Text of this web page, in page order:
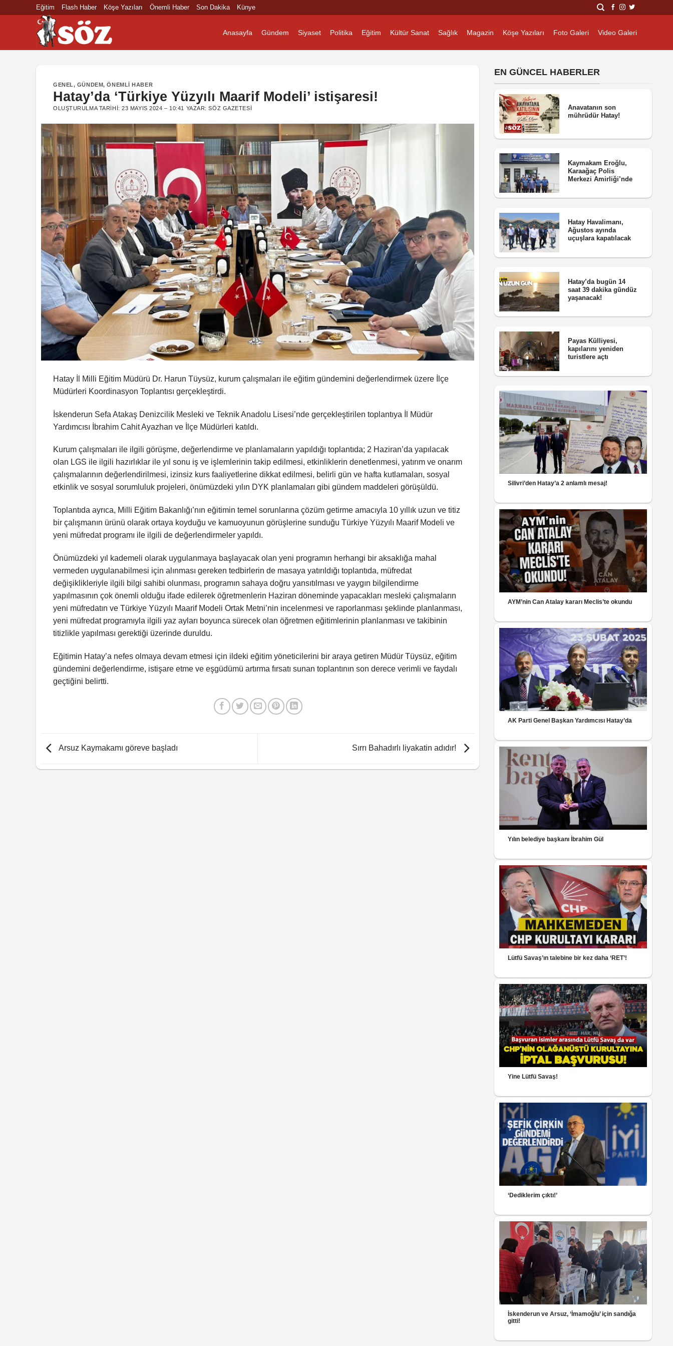
Eğitim Flash Haber Köşe Yazıları Önemli Haber Son Dakika Künye
Anasayfa Gündem Siyaset Politika Eğitim Kültür Sanat Sağlık Magazin Köşe Yazıları Foto Galeri Video Galeri
GENEL, GÜNDEM,ÖNEMLI HABER
Hatay’da ‘Türkiye Yüzyılı Maarif Modeli’ istişaresi!
OLUŞTURULMA TARIHI:23 MAYIS 2024 – 10:41 YAZAR:SÖZ GAZETESI
Hatay İl Milli Eğitim Müdürü Dr. Harun Tüysüz, kurum çalışmaları ile eğitim gündemini değerlendirmek üzere İlçe
Müdürleri Koordinasyon Toplantısı gerçekleştirdi.
İskenderun Sefa Atakaş Denizcilik Mesleki ve Teknik Anadolu Lisesi’nde gerçekleştirilen toplantıya İl Müdür
Yardımcısı İbrahim Cahit Ayazhan ve İlçe Müdürleri katıldı.
Kurum çalışmaları ile ilgili görüşme, değerlendirme ve planlamaların yapıldığı toplantıda; 2 Haziran’da yapılacak
olan LGS ile ilgili hazırlıklar ile yıl sonu iş ve işlemlerinin takip edilmesi, etkinliklerin denetlenmesi, yatırım ve onarım
çalışmalarının değerlendirilmesi, izinsiz kurs faaliyetlerine dikkat edilmesi, belirli gün ve hafta kutlamaları, sosyal
etkinlik ve sosyal sorumluluk projeleri, önümüzdeki yılın DYK planlamaları gibi gündem maddeleri görüşüldü.
Toplantıda ayrıca, Milli Eğitim Bakanlığı’nın eğitimin temel sorunlarına çözüm getirme amacıyla 10 yıllık uzun ve titiz
bir çalışmanın ürünü olarak ortaya koyduğu ve kamuoyunun görüşlerine sunduğu Türkiye Yüzyılı Maarif Modeli ve
yeni müfredat programı ile ilgili de değerlendirmeler yapıldı.
Önümüzdeki yıl kademeli olarak uygulanmaya başlayacak olan yeni programın herhangi bir aksaklığa mahal
vermeden uygulanabilmesi için alınması gereken tedbirlerin de masaya yatırıldığı toplantıda, müfredat
değişiklikleriyle ilgili bilgi sahibi olunması, programın sahaya doğru yansıtılması ve yaygın bilgilendirme
yapılmasının çok önemli olduğu ifade edilerek öğretmenlerin Haziran döneminde yapacakları mesleki çalışmaların
yeni müfredatın ve Türkiye Yüzyılı Maarif Modeli Ortak Metni’nin incelenmesi ve raporlanması şeklinde planlanması,
yeni müfredat programıyla ilgili yaz ayları boyunca sürecek olan öğretmen eğitimlerinin planlanması ve takibinin
titizlikle yapılması gerektiği üzerinde duruldu.
Eğitimin Hatay’a nefes olmaya devam etmesi için ildeki eğitim yöneticilerini bir araya getiren Müdür Tüysüz, eğitim
gündemini değerlendirme, istişare etme ve eşgüdümü artırma fırsatı sunan toplantının son derece verimli ve faydalı
geçtiğini belirtti.
Arsuz Kaymakamı göreve başladı Sırrı Bahadırlı liyakatin adıdır!
EN GÜNCEL HABERLER
Anavatanın son
mührüdür Hatay!
Kaymakam Eroğlu,
Karaağaç Polis
Merkezi Amirliği’nde
Hatay Havalimanı,
Ağustos ayında
uçuşlara kapatılacak
Hatay’da bugün 14
saat 39 dakika gündüz
yaşanacak!
Payas Külliyesi,
kapılarını yeniden
turistlere açtı
Silivri’den Hatay’a 2 anlamlı mesaj!
AYM’nin Can Atalay kararı Meclis’te okundu
AK Parti Genel Başkan Yardımcısı Hatay’da
Yılın belediye başkanı İbrahim Gül
Lütfü Savaş’ın talebine bir kez daha ‘RET’!
Yine Lütfü Savaş!
‘Dediklerim çıktı!’
İskenderun ve Arsuz, ‘İmamoğlu’ için sandığa
gitti!